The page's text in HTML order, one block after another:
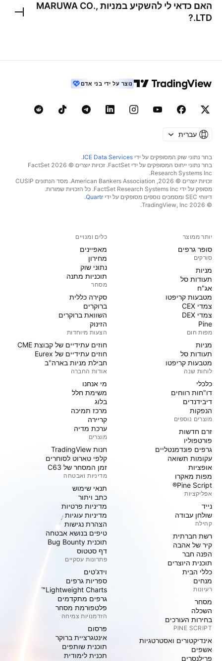
האם כדאי לי להשקיע במניות MARUWA CO.,
LTD.
?
נוצר על ידי בני אדם
עברית
בחר נתוני שוק המסופקים על ידי ICE Data Services
.
בחר נתוני ייחוס המסופקים על ידי FactSet. זכויות יוצרים © 2026 ‏FactSet
Research Systems Inc.‏
זכויות יוצרים © 2026, ‏American Bankers Association. מסד הנתונים CUSIP
מסופק על ידי FactSet Research Systems Inc. כל הזכויות שמורות.
דיווחי SEC ומסמכים נוספים מסופקים על ידי
Quartr
.
© 2026 ‏TradingView, Inc.‏
יותר ממוצר
סופר גרפים
סורקים
מניות‏
תעודות סל
אג"ח
מטבעות קריפטו
צמדי CEX
צמדי DEX
Pine
מפות חום
מניות‏
תעודות סל
מטבעות קריפטו
לוחות שנה
כלכלי
דו"חות רווחים
דיבידנדים
הנפקות
מוצרים נוספים
זרם חדשות
פורטפוליו
גרפים פונדמנטליים
עקומות תשואה
אופציות
מפות מאקרו
Pine Script®
אפליקציות
נייד
שולחן עבודה
קהילה
רשת חברתית
קיר של אהבה
הפנה חבר
תוכנית היוצרים
כללי הבית
מנחים
רעיונות
מסחר
השכלה
בחירות העורכים
PINE SCRIPT
אינדיקטורים ואסטרטגיות
אשפים
פרילנסרים
כלים ומנויים
מאפיינים
מחירון
נתוני שוק
תוכניות מתנה
מסחר
סקירה כללית
ברוקרים
השוואת ברוקרים
הזינוק
הצעות מיוחדות
חוזים עתידיים של קבוצת CME
חוזים עתידיים של Eurex
חבילת מניות בארה"ב
אודות החברה
מי אנחנו
משימת חלל
בלוג
מרכז תמיכה
קריירה
ערכת מדיה
מוצרים
חנות TradingView
קלפי טארוט לסוחרים
זמן המסחר של C63
מדיניות ואבטחה
תנאי שימוש
כתב ויתור
מדיניות פרטיות
מדיניות עוגיות
הצהרת נגישות
טיפים בנושא אבטחה
תוכנית Bug Bounty
דף סטטוס
פתרונות עסקיים
וידג'טים
ספריות גרפים
Lightweight Charts™
גרפים מתקדמים
פלטפורמת מסחר
הזדמנויות צמיחה
פּרסום
אינטגרציית ברוקר
תוכנית שותפים
תכנית לימודית